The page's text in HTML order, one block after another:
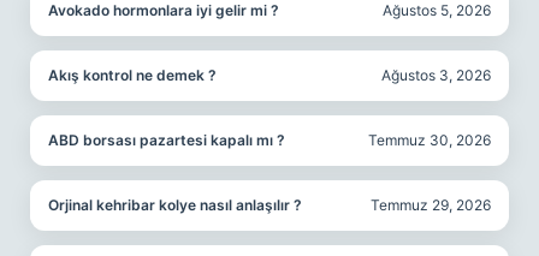
Avokado hormonlara iyi gelir mi ? Ağustos 5, 2026
Akış kontrol ne demek ? Ağustos 3, 2026
ABD borsası pazartesi kapalı mı ? Temmuz 30, 2026
Orjinal kehribar kolye nasıl anlaşılır ? Temmuz 29, 2026